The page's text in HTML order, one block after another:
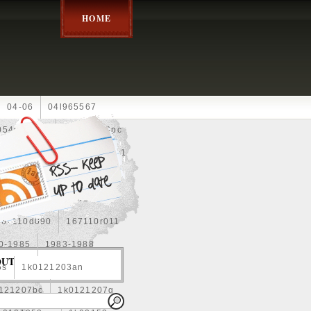
HOME
04-06 04l965567
10pc
13-2269 1330c1
1355d300185
15pcs 160400r160
167110r011
1985 1983-1988
1k0121203an
1k0121207g